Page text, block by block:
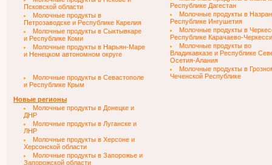
Псковской области
Молочные продукты в
Петрозаводске и Республике Карелия
Молочные продукты в Сыктывкаре
и Республике Коми
Молочные продукты в Нарьян-Маре
и Ненецком автономном округе
Молочные продукты в Севастополе
и Республике Крым
Новые регионы
Молочные продукты в Донецке и
ДНР
Молочные продукты в Луганске и
ЛНР
Молочные продукты в Херсоне и
Херсонской области
Молочные продукты в Запорожье и
Запорожской области
Республике Дагестан
Молочные продукты в
Республике Ингушетия
Молочные продукты в
Республике Карачаево-
Молочные продукты во
Владикавказе и Республике
Осетия-Алания
Молочные продукты в
Чеченской Республике